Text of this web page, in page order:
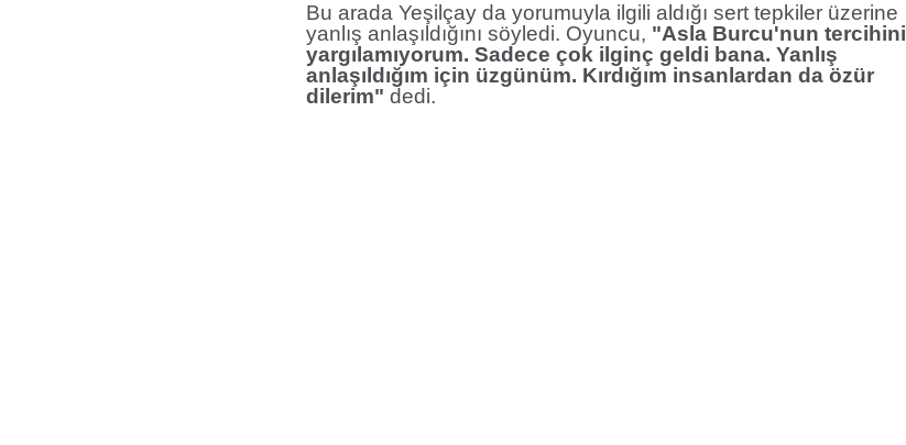
Bu arada Yeşilçay da yorumuyla ilgili aldığı sert tepkiler üzerine
yanlış anlaşıldığını söyledi. Oyuncu, "Asla Burcu'nun tercihini
yargılamıyorum. Sadece çok ilginç geldi bana. Yanlış
anlaşıldığım için üzgünüm. Kırdığım insanlardan da özür
dilerim" dedi.